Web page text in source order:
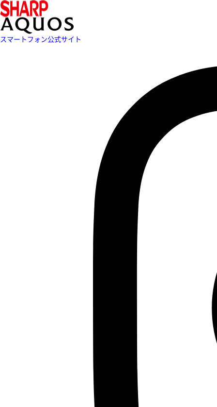
スマートフォン公式サイト